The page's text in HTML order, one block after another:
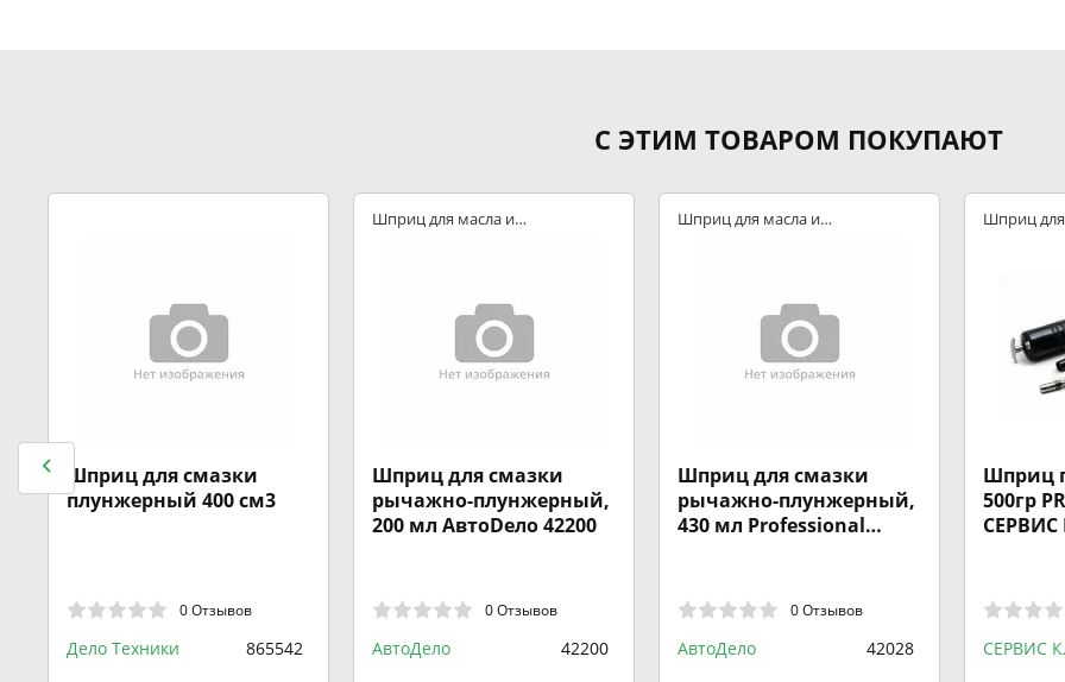
С ЭТИМ ТОВАРОМ ПОКУПАЮТ
Шприц для смазки
плунжерный 400 см3
0 Отзывов
Дело Техники 865542
Шприц для масла и
смазки
Шприц для смазки
рычажно-плунжерный,
200 мл АвтоDело 42200
0 Отзывов
АвтоДело 42200
Шприц для масла и
смазки
Шприц для смазки
рычажно-плунжерный,
430 мл Professional
0 Отзывов
АвтоДело 42028
Шприц
смазки
Шприц
500гр
СЕРВИС